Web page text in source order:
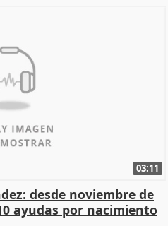
03:11
desde noviembre de
ayudas por nacimiento